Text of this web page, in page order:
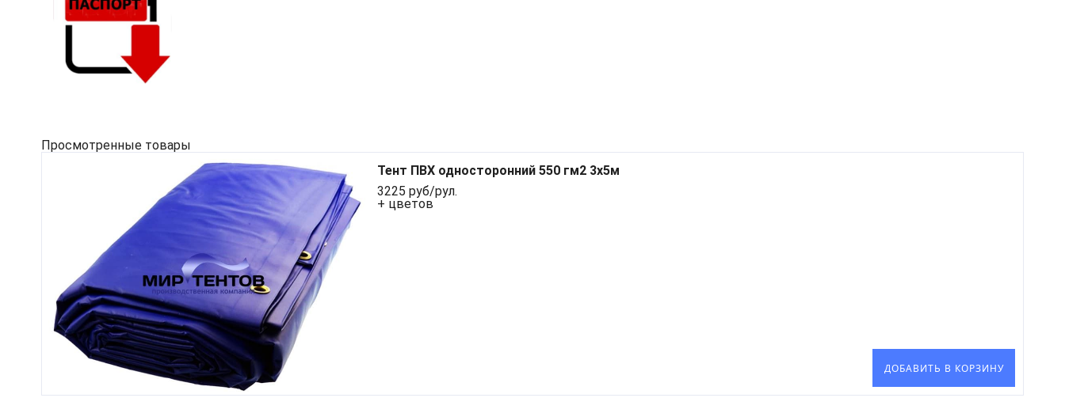
Просмотренные товары
Тент ПВХ односторонний 550 гм2 3x5м
3225 руб/рул.
+ цветов